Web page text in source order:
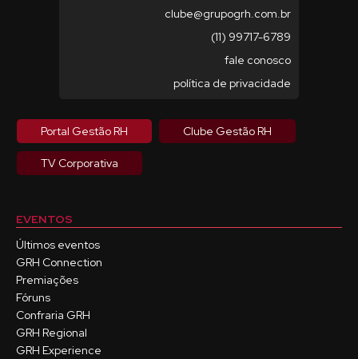
clube@grupogrh.com.br
(11) 99717-6789
fale conosco
política de privacidade
Portal Gestão RH Clube Gestão RH
TV Corporativa
EVENTOS
Últimos eventos
GRH Connection
Premiações
Fóruns
Confraria GRH
GRH Regional
GRH Experience